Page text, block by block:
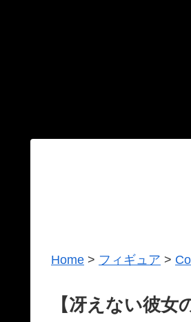
Home > フィギュア >
【冴えない彼